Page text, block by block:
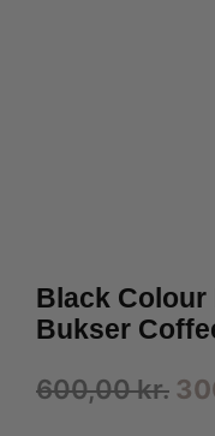
Black Colour
Bukser
600,00kr.